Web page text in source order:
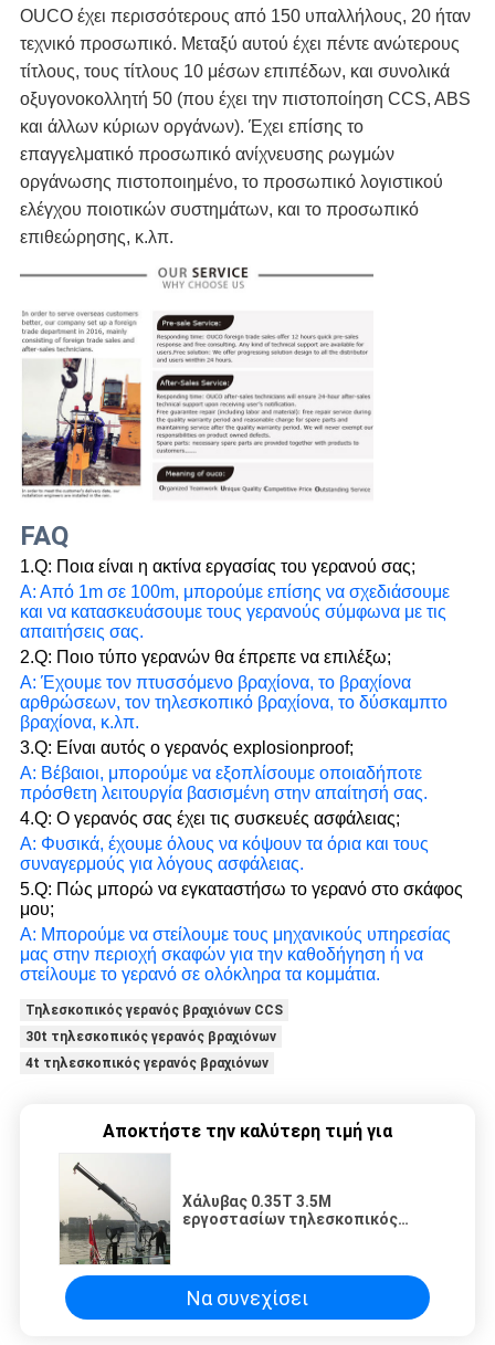
OUCO έχει περισσότερους από 150 υπαλλήλους, 20 ήταν
τεχνικό προσωπικό. Μεταξύ αυτού έχει πέντε ανώτερους
τίτλους, τους τίτλους 10 μέσων επιπέδων, και συνολικά
οξυγονοκολλητή 50 (που έχει την πιστοποίηση CCS, ABS
και άλλων κύριων οργάνων). Έχει επίσης το
επαγγελματικό προσωπικό ανίχνευσης ρωγμών
οργάνωσης πιστοποιημένο, το προσωπικό λογιστικού
ελέγχου ποιοτικών συστημάτων, και το προσωπικό
επιθεώρησης, κ.λπ.
FAQ
1.Q: Ποια είναι η ακτίνα εργασίας του γερανού σας;
Α: Από 1m σε 100m, μπορούμε επίσης να σχεδιάσουμε
και να κατασκευάσουμε τους γερανούς σύμφωνα με τις
απαιτήσεις σας.
2.Q: Ποιο τύπο γερανών θα έπρεπε να επιλέξω;
Α: Έχουμε τον πτυσσόμενο βραχίονα, το βραχίονα
αρθρώσεων, τον τηλεσκοπικό βραχίονα, το δύσκαμπτο
βραχίονα, κ.λπ.
3.Q: Είναι αυτός ο γερανός explosionproof;
Α: Βέβαιοι, μπορούμε να εξοπλίσουμε οποιαδήποτε
πρόσθετη λειτουργία βασισμένη στην απαίτησή σας.
4.Q: Ο γερανός σας έχει τις συσκευές ασφάλειας;
Α: Φυσικά, έχουμε όλους να κόψουν τα όρια και τους
συναγερμούς για λόγους ασφάλειας.
5.Q: Πώς μπορώ να εγκαταστήσω το γερανό στο σκάφος
μου;
Α: Μπορούμε να στείλουμε τους μηχανικούς υπηρεσίας
μας στην περιοχή σκαφών για την καθοδήγηση ή να
στείλουμε το γερανό σε ολόκληρα τα κομμάτια.
Τηλεσκοπικός γερανός βραχιόνων CCS
30t τηλεσκοπικός γερανός βραχιόνων
4t τηλεσκοπικός γερανός βραχιόνων
Αποκτήστε την καλύτερη τιμή για
Χάλυβας 0.35T 3.5M
εργοστασίων τηλεσκοπικός
αρθρώσεων κινητό
Να συνεχίσει